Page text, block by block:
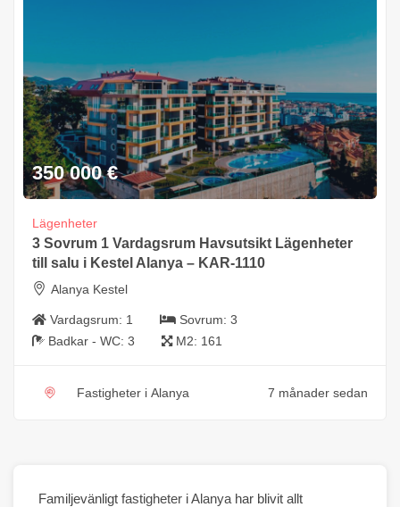
350 000 €
Lägenheter
3 Sovrum 1 Vardagsrum Havsutsikt Lägenheter
till salu i Kestel Alanya – KAR-1110
Alanya Kestel
Vardagsrum: 1 Sovrum: 3
Badkar - WC: 3 M2: 161
Fastigheter i Alanya 7 månader sedan
Familjevänligt fastigheter iAlanya har blivit allt